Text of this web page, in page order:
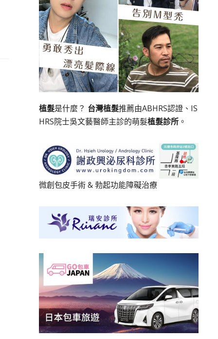
植髮是什麼？ 台灣植髮推薦由ABHRS認證、IS
HRS院士吳文藝醫師主診的萌髮植髮診所。
微創包皮手術&勃起功能障礙治療